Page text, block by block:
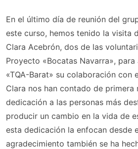
En el último día de reunión del
este curso, hemos tenido la visita
Clara Acebrón, dos de las
Proyecto «Bocatas Navarra»,
«TQA-Barat» su colaboración con
Clara nos han contado de primera
dedicación a las personas más
producir un cambio en la vida de
esta dedicación la enfocan desde
agradecimiento también se ha